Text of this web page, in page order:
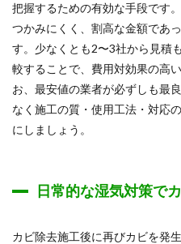
把握するための有効な手段です
つかみにくく、割高な金額であ
す。少なくとも2〜3社から見積
較することで、費用対効果の高
お、最安値の業者が必ずしも最
なく施工の質・使用工法・対応
にしましょう。
日常的な湿気対策で
カビ除去施工後に再びカビを発